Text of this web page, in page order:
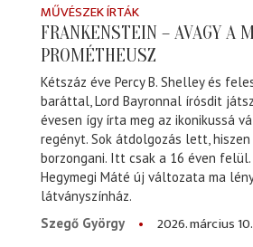
MŰVÉSZEK ÍRTÁK
FRANKENSTEIN – AVAGY A
PROMÉTHEUSZ
Kétszáz éve Percy B. Shelley és
baráttal, Lord Bayronnal írósdit
évesen így írta meg az ikonikussá
regényt. Sok átdolgozás lett,
borzongani. Itt csak a 16 éven felül.
Hegymegi Máté új változata ma
látványszínház.
Szegő György
2026. március 10.